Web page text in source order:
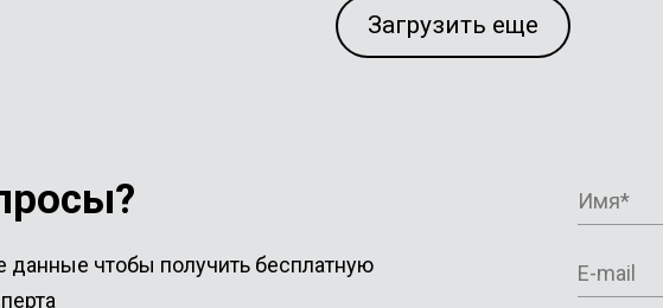
Загрузить еще
данные чтобы получить бесплатную